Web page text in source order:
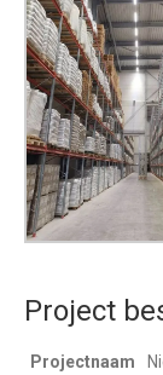
Project
Projectnaam